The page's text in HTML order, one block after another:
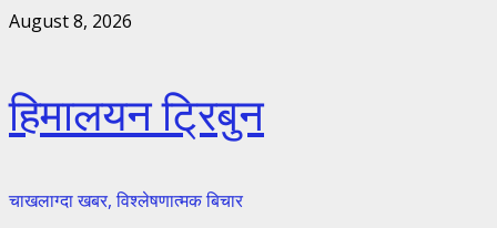
Skip
August 8, 2026
हिमालयन ट्रिबुन
चाखलाग्दा खबर, विश्लेषणात्मक बिचार